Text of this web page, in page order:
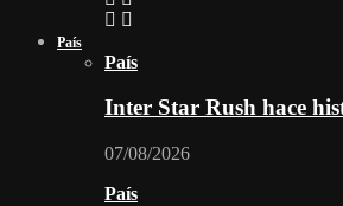
País
País
Inter Star Rush hace
07/08/2026
País